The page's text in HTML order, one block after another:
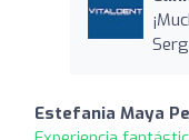
Estefania Maya